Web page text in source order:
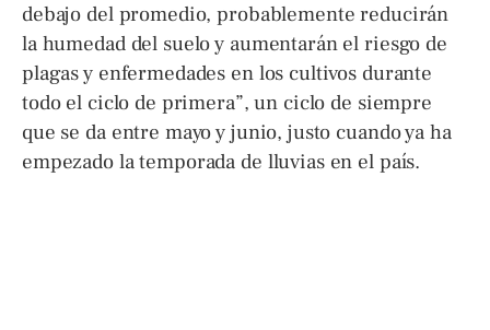
debajo del promedio, probablemente reducirán
la humedad del suelo y aumentarán el riesgo de
plagas y enfermedades en los cultivos durante
todo el ciclo de primera”, un ciclo de siempre
que se da entre mayo y junio, justo cuando ya ha
empezado la temporada de lluvias en el país.